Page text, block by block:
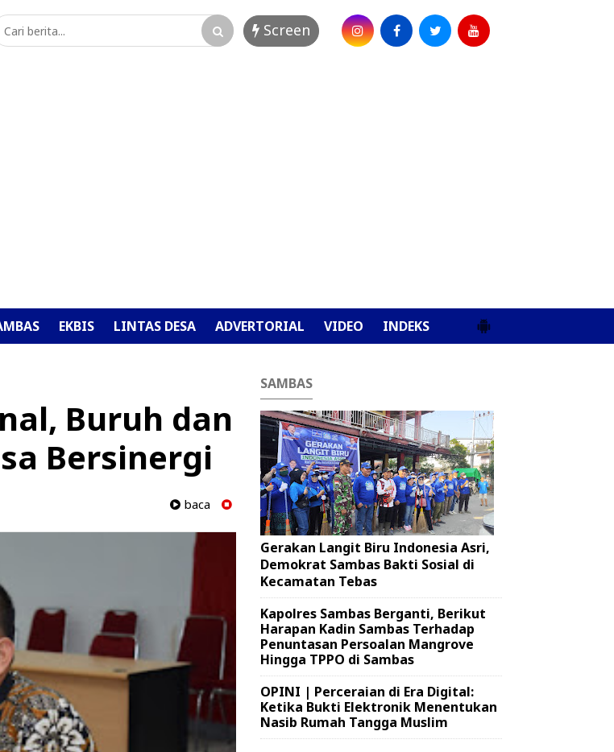
Screen
EKBIS LINTAS DESA ADVERTORIAL VIDEO INDEKS
Buruh dan
Bersinergi
baca
SAMBAS
Gerakan Langit Biru Indonesia Asri,
Demokrat Sambas Bakti Sosial di
Kecamatan Tebas
Kapolres Sambas Berganti, Berikut
Harapan Kadin Sambas Terhadap
Penuntasan Persoalan Mangrove
Hingga TPPO di Sambas
OPINI | Perceraian di Era Digital:
Ketika Bukti Elektronik Menentukan
Nasib Rumah Tangga Muslim